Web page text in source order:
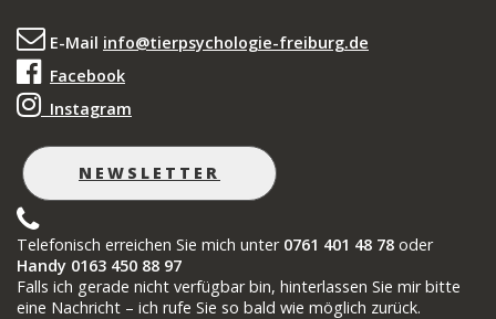
E-Mail info@tierpsychologie-freiburg.de
Facebook
Instagram
NEWSLETTER
Telefonisch erreichen Sie mich unter 0761 401 48 78 oder
Handy 0163 450 88 97
Falls ich gerade nicht verfügbar bin, hinterlassen Sie mir bitte
eine Nachricht – ich rufe Sie so bald wie möglich zurück.